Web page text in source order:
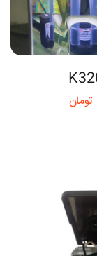
تومان